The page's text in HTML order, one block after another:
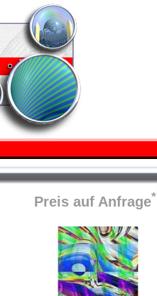
Preis auf Anfrage*